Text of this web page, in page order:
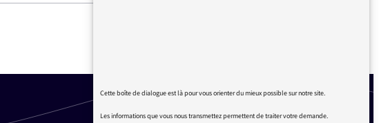
Cette boîte de dialogue est là pour vous orienter du mieux possible sur notre site.
Les informations que vous nous transmettez permettent de traiter votre demande.